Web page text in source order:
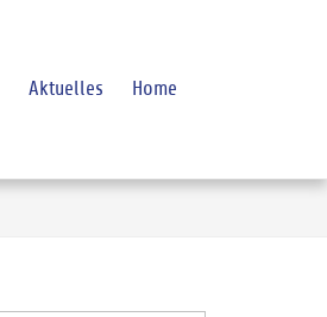
Aktuelles Home